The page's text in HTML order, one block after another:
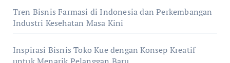
Tren Bisnis Farmasi di Indonesia dan Perkembangan
Industri Kesehatan Masa Kini
Inspirasi Bisnis Toko Kue dengan Konsep Kreatif